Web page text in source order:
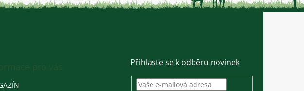
Přihlaste se k odběru novinek